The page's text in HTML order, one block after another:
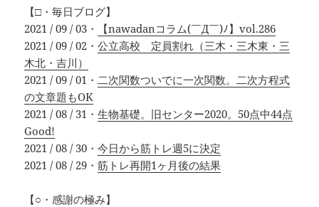
【□・毎日ブログ】
2021 / 09 / 03・
【nawadanコラム(￣Д￣)ﾉ】vol.286
2021 / 09 / 02・公立高校 定員割れ（三木・三木東・三
木北・吉川）
2021 / 09 / 01・ 二次関数ついでに一次関数。二次方程式
の文章題もOK
2021 / 08 / 31・生物基礎。旧センター2020。50点中44点
Good!
2021 / 08 / 30・今日から筋トレ週5に決定
2021 / 08 / 29・筋トレ再開1ヶ月後の結果
【○・感謝の極み】